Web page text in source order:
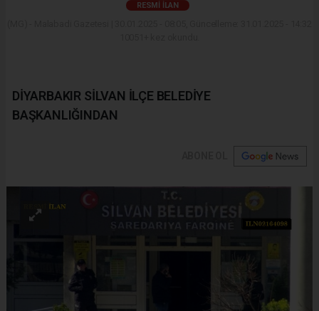
RESMI İLAN
DİYARBAKIR SİLVAN İLÇE BELEDİYE
BAŞKANLIĞINDAN